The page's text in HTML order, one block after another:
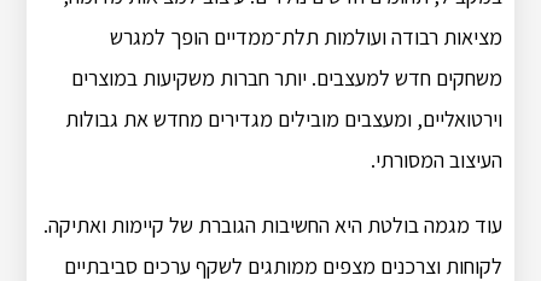
מציאות רבודה ועולמות תלת־ממדיים הופך למגרש
משחקים חדש למעצבים. יותר חברות משקיעות במוצרים
וירטואליים, ומעצבים מובילים מגדירים מחדש את גבולות
העיצוב המסורתי.
עוד מגמה בולטת היא החשיבות הגוברת של קיימות ואתיקה.
לקוחות וצרכנים מצפים ממותגים לשקף ערכים סביבתיים